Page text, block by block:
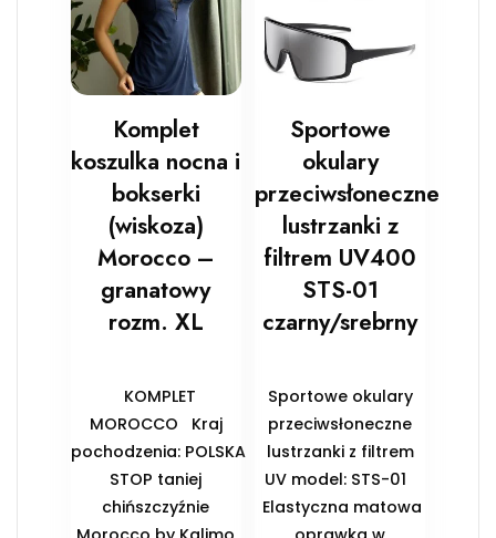
Komplet
koszulka nocna i
bokserki
(wiskoza)
Morocco –
granatowy
rozm. XL
KOMPLET
MOROCCO Kraj
pochodzenia: POLSKA
STOP taniej
chińszczyźnie
Sportowe
okulary
przeciwsłoneczne
lustrzanki z
filtrem UV400
STS-01
czarny/srebrny
Sportowe okulary
przeciwsłoneczne
lustrzanki z filtrem
UV model: STS-01
Elastyczna matowa